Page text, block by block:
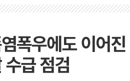
폭우에도 이어
수급 점검